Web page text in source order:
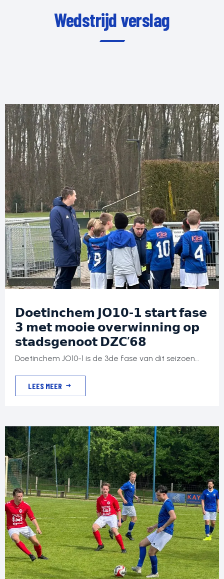
Wedstrijd verslag
𝗗𝗼𝗲𝘁𝗶𝗻𝗰𝗵𝗲𝗺 𝗝𝗢𝟭𝟬-𝟭 𝘀𝘁𝗮𝗿𝘁 𝗳𝗮𝘀𝗲
𝟯 𝗺𝗲𝘁 𝗺𝗼𝗼𝗶𝗲 𝗼𝘃𝗲𝗿𝘄𝗶𝗻𝗻𝗶𝗻𝗴 𝗼𝗽
𝘀𝘁𝗮𝗱𝘀𝗴𝗲𝗻𝗼𝗼𝘁 𝗗𝗭𝗖’𝟲𝟴
Doetinchem JO10-1 is de 3de fase van dit seizoen
trainingen in de benen was op zaterdag 24 januari
voor Doetinchem. DZC’68 is namelijk gepromoveerd
vanuit de 3de klasse, waarin zij alle wedstrijden
gewonnen hadden! Geen […]
LEES MEER